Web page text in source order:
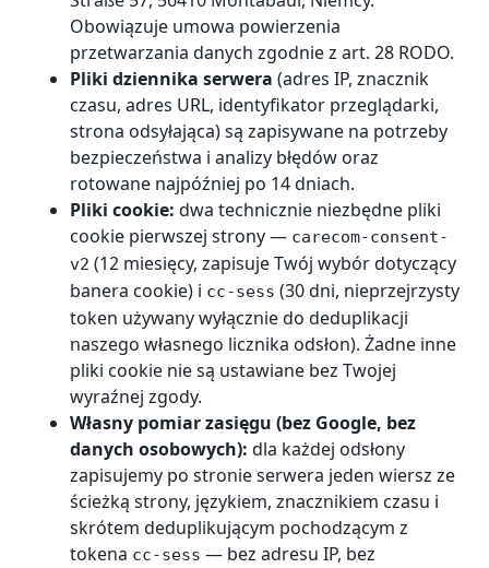
Obowiązuje umowa powierzenia
przetwarzania danych zgodnie z art. 28 RODO.
Pliki dziennika serwera (adres IP, znacznik
czasu, adres URL, identyfikator przeglądarki,
strona odsyłająca) są zapisywane na potrzeby
bezpieczeństwa i analizy błędów oraz
rotowane najpóźniej po 14 dniach.
Pliki cookie: dwa technicznie niezbędne pliki
cookie pierwszej strony — carecom-consent-
v2 (12 miesięcy, zapisuje Twój wybór dotyczący
banera cookie) i cc-sess (30 dni, nieprzejrzysty
token używany wyłącznie do deduplikacji
naszego własnego licznika odsłon). Żadne inne
pliki cookie nie są ustawiane bez Twojej
wyraźnej zgody.
Własny pomiar zasięgu (bez Google, bez
danych osobowych): dla każdej odsłony
zapisujemy po stronie serwera jeden wiersz ze
ścieżką strony, językiem, znacznikiem czasu i
skrótem deduplikującym pochodzącym z
tokena cc-sess — bez adresu IP, bez